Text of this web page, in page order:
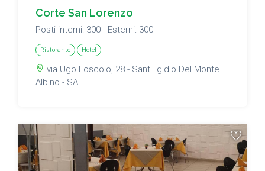
Corte San Lorenzo
Posti interni: 300 - Esterni: 300
Ristorante Hotel
via Ugo Foscolo, 28 - Sant'Egidio Del Monte
Albino - SA